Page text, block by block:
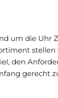
um die Uhr
den
gerecht